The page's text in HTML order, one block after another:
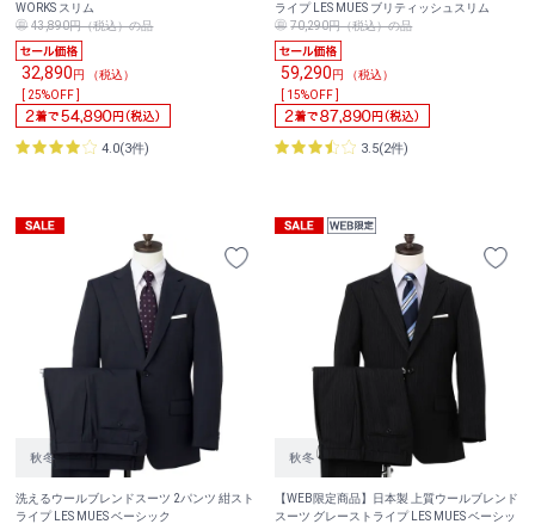
WORKS スリム
43,890円（税込）の品
32,890円 （税込）
[ 25%OFF ]
4.0(3件)
ライプ LES MUES ブリティッシュスリム
70,290円（税込）の品
59,290円 （税込）
[ 15%OFF ]
3.5(2件)
洗えるウールブレンドスーツ 2パンツ 紺スト
ライプ LES MUES ベーシック
【WEB限定商品】日本製 上質ウールブレンド
スーツ グレーストライプ LES MUES ベーシッ